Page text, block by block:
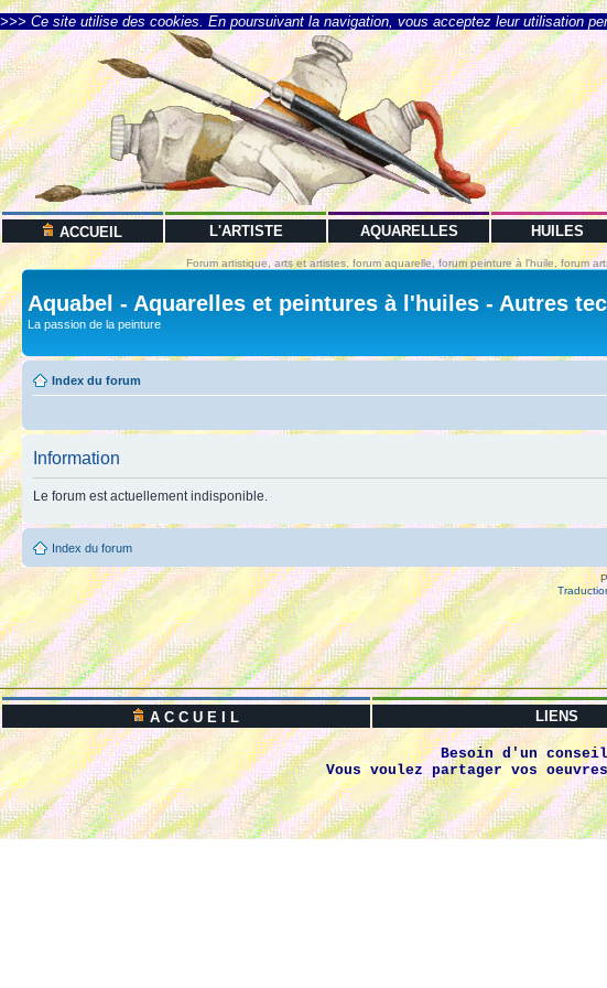
>>> Ce site utilise des cookies. En poursuivant la navigation, vous acceptez leur utilisation
ACCUEIL L'ARTISTE AQUARELLES HUILES
Forum artistique, arts et artistes, forum aquarelle, forum peinture à l'huile, forum
Aquabel - Aquarelles et peintures à l'huiles - Autres
La passion de la peinture
Index du forum
Information
Le forum est actuellement indisponible.
Index du forum
A C C U E I L LIENS
Besoin d'un
Vous voulez partager vos